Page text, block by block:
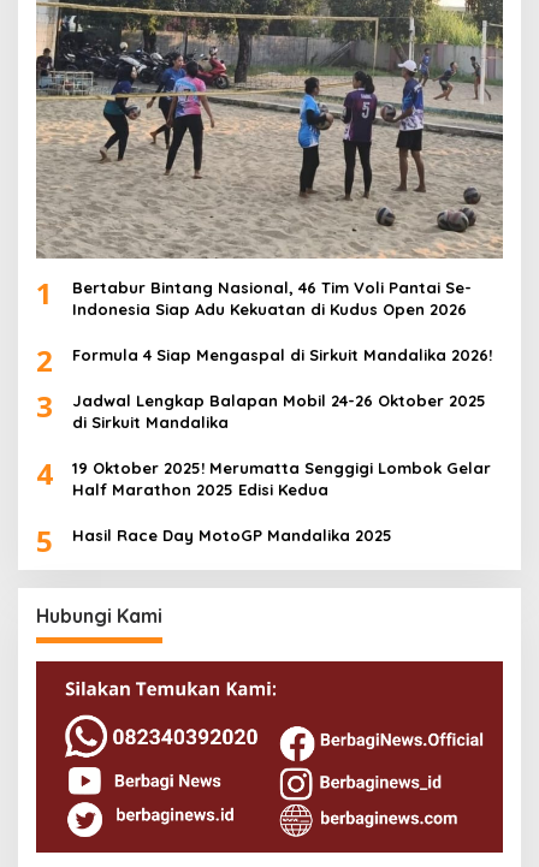
1
Bertabur Bintang Nasional, 46 Tim Voli Pantai Se-
Indonesia Siap Adu Kekuatan di Kudus Open 2026
2 Formula 4 Siap Mengaspal di Sirkuit Mandalika 2026!
3
Jadwal Lengkap Balapan Mobil 24-26 Oktober 2025
di Sirkuit Mandalika
4
19 Oktober 2025! Merumatta Senggigi Lombok Gelar
Half Marathon 2025 Edisi Kedua
5 Hasil Race Day MotoGP Mandalika 2025
Hubungi Kami